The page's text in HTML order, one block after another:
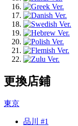
更換店鋪
東京
品川 #1